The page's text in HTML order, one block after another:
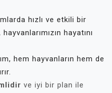
hızlı ve etkili bir
hayatını
hem hayvanların hem de
ve iyi bir plan ile